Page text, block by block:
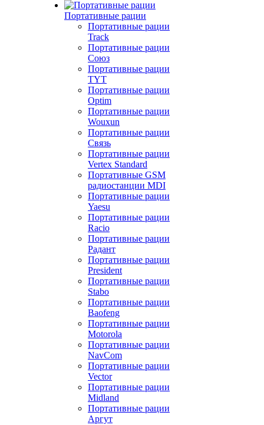
Портативные рации
Портативные рации
Track
Портативные рации
Союз
Портативные рации
TYT
Портативные рации
Optim
Портативные рации
Wouxun
Портативные рации
Связь
Портативные рации
Vertex Standard
Портативные GSM
радиостанции MDI
Портативные рации
Yaesu
Портативные рации
Racio
Портативные рации
Радант
Портативные рации
President
Портативные рации
Stabo
Портативные рации
Baofeng
Портативные рации
Motorola
Портативные рации
NavCom
Портативные рации
Vector
Портативные рации
Midland
Портативные рации
Аргут